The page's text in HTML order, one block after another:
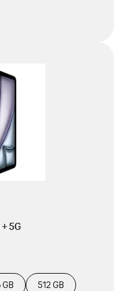
5G
512 GB